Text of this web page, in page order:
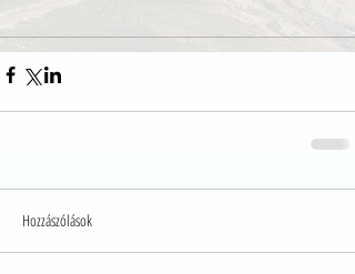
Hozzászólások